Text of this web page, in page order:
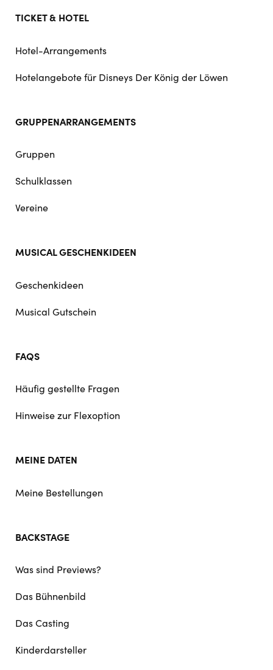
TICKET & HOTEL
Hotel-Arrangements
Hotelangebote für Disneys Der König der Löwen
GRUPPENARRANGEMENTS
Gruppen
Schulklassen
Vereine
MUSICAL GESCHENKIDEEN
Geschenkideen
Musical Gutschein
FAQS
Häufig gestellte Fragen
Hinweise zur Flexoption
MEINE DATEN
Meine Bestellungen
BACKSTAGE
Was sind Previews?
Das Bühnenbild
Das Casting
Kinderdarsteller